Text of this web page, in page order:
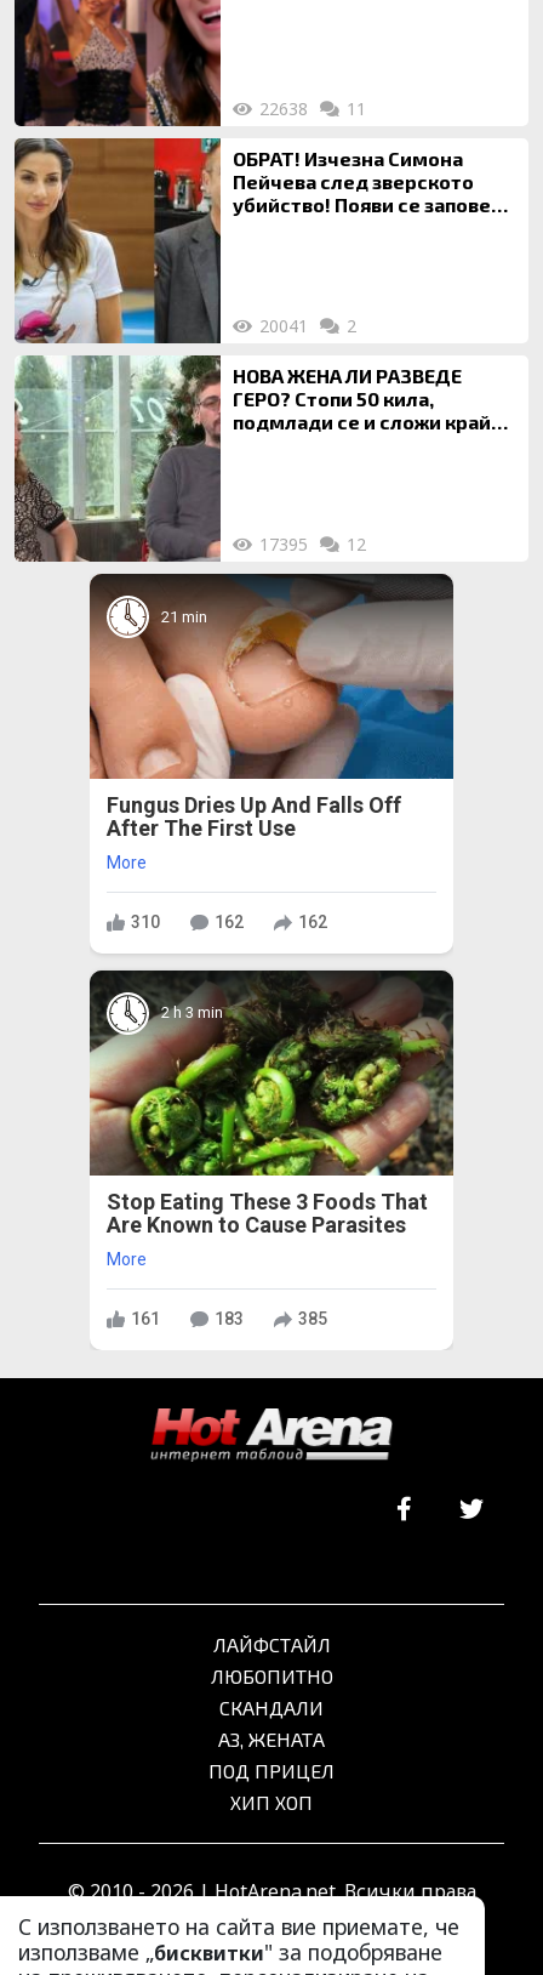
22638 11
ОБРАТ! Изчезна Симона
Пейчева след зверското
убийство! Появи се заповед
20041 2
НОВА ЖЕНА ЛИ РАЗВЕДЕ
ГЕРО? Стопи 50 кила,
подмлади се и сложи край
17395 12
21 min
Fungus Dries Up And Falls Off
After The First Use
More
310 162 162
2 h 3 min
Stop Eating These 3 Foods That
Are Known to Cause Parasites
More
161 183 385
С използването на сайта вие приемате, че
използваме „бисквитки" за подобряване
ЛАЙФСТАЙЛ
ЛЮБОПИТНО
СКАНДАЛИ
АЗ, ЖЕНАТА
ПОД ПРИЦЕЛ
ХИП ХОП
© 2010 - 2026 | HotArena.net. Всички права
запазени.